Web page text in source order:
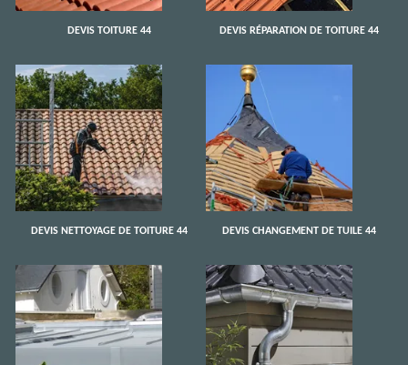
DEVIS TOITURE 44 DEVIS RÉPARATION DE TOITURE 44
DEVIS NETTOYAGE DE TOITURE 44 DEVIS CHANGEMENT DE TUILE 44